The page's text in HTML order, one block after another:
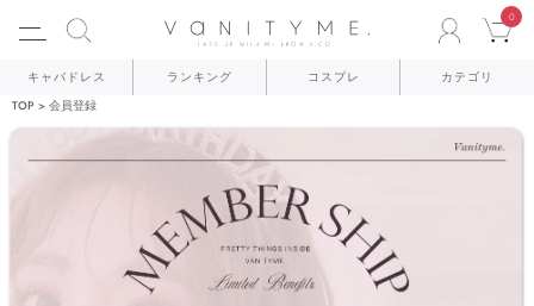
0
キャバドレス ランキング コスプレ カテゴリ
TOP 会員登録